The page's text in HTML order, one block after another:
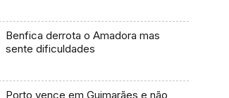
Benfica derrota o Amadora mas
sente dificuldades
Porto vence em Guimarães e não